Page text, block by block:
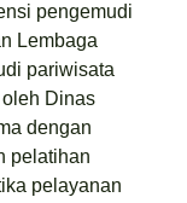
pengemudi
Lembaga
pariwisata
Dinas
dengan
pelatihan
pelayanan